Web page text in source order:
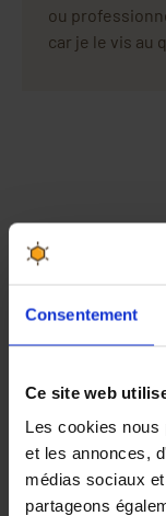
Consentement
Ce site web
Les cookies nous
et les annonces,
médias sociaux
partageons
ou
car je le vis au